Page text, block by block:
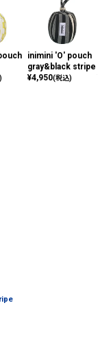
inimini 'O' pouch
gray&black stripe
¥4,950(税込)